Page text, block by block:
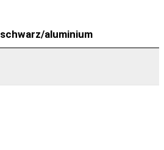
schwarz/aluminium